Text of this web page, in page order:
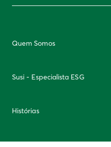
Quem Somos
Susi - Especialista ESG
Histórias
Newsletter